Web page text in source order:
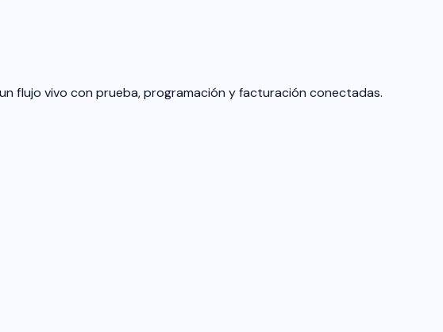
flujo vivo con prueba, programación y facturación conectadas.